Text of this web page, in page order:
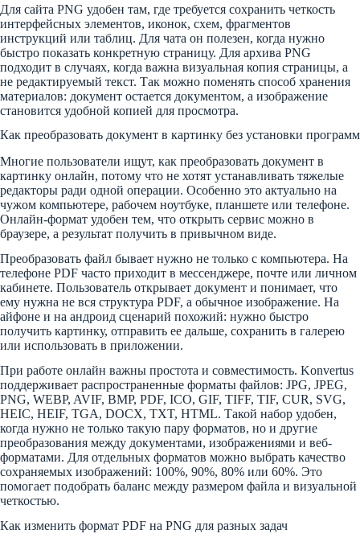
Для сайта PNG удобен там, где требуется сохранить четкость
интерфейсных элементов, иконок, схем, фрагментов
инструкций или таблиц. Для чата он полезен, когда нужно
быстро показать конкретную страницу. Для архива PNG
подходит в случаях, когда важна визуальная копия страницы, а
не редактируемый текст. Так можно поменять способ хранения
материалов: документ остается документом, а изображение
становится удобной копией для просмотра.
Как преобразовать документ в картинку без установки программ
Многие пользователи ищут, как преобразовать документ в
картинку онлайн, потому что не хотят устанавливать тяжелые
редакторы ради одной операции. Особенно это актуально на
чужом компьютере, рабочем ноутбуке, планшете или телефоне.
Онлайн-формат удобен тем, что открыть сервис можно в
браузере, а результат получить в привычном виде.
Преобразовать файл бывает нужно не только с компьютера. На
телефоне PDF часто приходит в мессенджере, почте или личном
кабинете. Пользователь открывает документ и понимает, что
ему нужна не вся структура PDF, а обычное изображение. На
айфоне и на андроид сценарий похожий: нужно быстро
получить картинку, отправить ее дальше, сохранить в галерею
или использовать в приложении.
При работе онлайн важны простота и совместимость. Konvertus
поддерживает распространенные форматы файлов: JPG, JPEG,
PNG, WEBP, AVIF, BMP, PDF, ICO, GIF, TIFF, TIF, CUR, SVG,
HEIC, HEIF, TGA, DOCX, TXT, HTML. Такой набор удобен,
когда нужно не только такую пару форматов, но и другие
преобразования между документами, изображениями и веб-
форматами. Для отдельных форматов можно выбрать качество
сохраняемых изображений: 100%, 90%, 80% или 60%. Это
помогает подобрать баланс между размером файла и визуальной
четкостью.
Как изменить формат PDF на PNG для разных задач